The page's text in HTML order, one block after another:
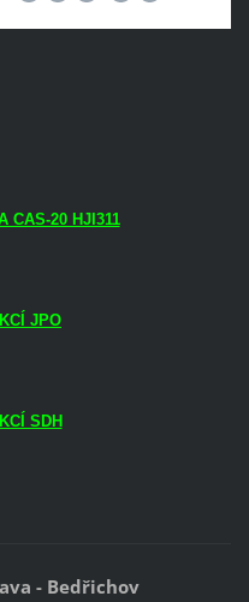
CAS-20 HJI311
JPO
SDH
- Bedřichov